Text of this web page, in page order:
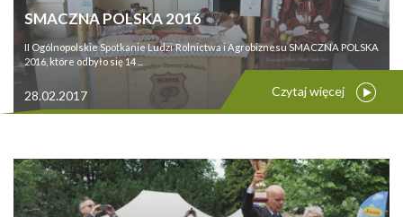
SMACZNA POLSKA 2016
II Ogólnopolskie Spotkanie Ludzi Rolnictwa i Agrobiznesu SMACZNA POLSKA
2016, które odbyło się 14 ...
28.02.2017 Czytaj więcej